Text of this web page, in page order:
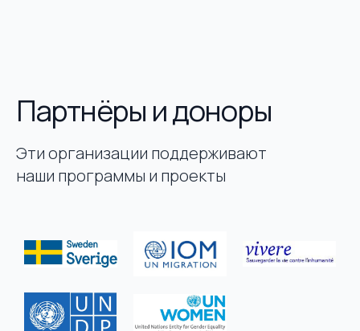
Партнёры и доноры
Эти организации поддерживают
наши программы и проекты